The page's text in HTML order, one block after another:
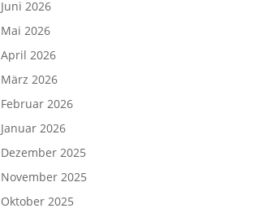
Juni 2026
Mai 2026
April 2026
März 2026
Februar 2026
Januar 2026
Dezember 2025
November 2025
Oktober 2025